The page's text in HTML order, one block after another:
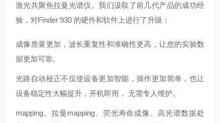
激光共聚焦拉曼光谱仪。我们汲取了前几代产品的成功经
验，对Finder 930 的硬件和软件上进行了升级：
成像质量更加，波长重复性和准确性更高，让您的实验数
据更加可靠。
光路自动校正不仅使设备更加智能，操作更加简单，也让
设备稳定性大幅提升，开机即用， 无需专人维护。
mapping、拉曼mapping、荧光寿命成像、高光谱数据处